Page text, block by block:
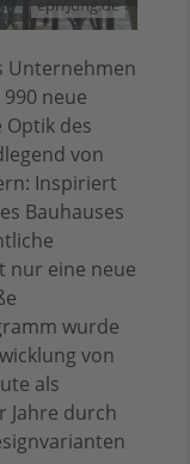
Unternehmen
neue
Optik des
von
Inspiriert
Bauhauses
nur eine neue
wurde
von
als
Jahre durch